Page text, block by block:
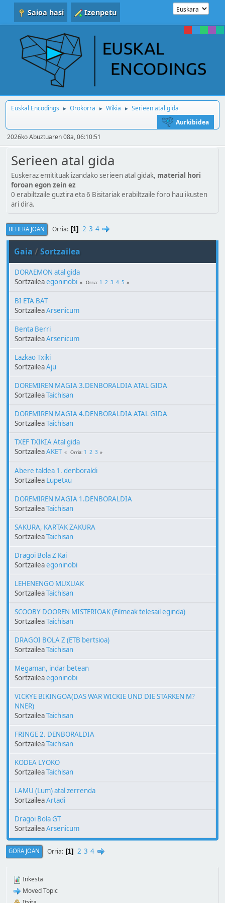
Saioa hasi Izenpetu
Euskal Encodings ► Orokorra ► Wikia ►
Serieen atal gida
Aurkibidea
2026ko Abuztuaren 08a, 06:10:51
Serieen atal gida
Euskeraz emitituak izandako serieen atal gidak, material hori
foroan egon zein ez
0 erabiltzaile guztira eta 6 Bisitariak erabiltzaile foro hau ikusten
ari dira.
BEHERA JOAN Orria 1 2 3 4
Gaia /Sortzailea
DORAEMON atal gida
Sortzaileaegoninobi Orria 1 2 3 4 5
BI ETA BAT
SortzaileaArsenicum
Benta Berri
SortzaileaArsenicum
Lazkao Txiki
SortzaileaAju
DOREMIREN MAGIA 3.DENBORALDIA ATAL GIDA
SortzaileaTaichisan
DOREMIREN MAGIA 4.DENBORALDIA ATAL GIDA
SortzaileaTaichisan
TXEF TXIKIA Atal gida
SortzaileaAKET Orria 1 2 3
Abere taldea 1. denboraldi
Sortzailea Lupetxu
DOREMIREN MAGIA 1.DENBORALDIA
SortzaileaTaichisan
SAKURA, KARTAK ZAKURA
SortzaileaTaichisan
Dragoi Bola Z Kai
Sortzaileaegoninobi
LEHENENGO MUXUAK
SortzaileaTaichisan
SCOOBY DOOREN MISTERIOAK (Filmeak telesail eginda)
SortzaileaTaichisan
DRAGOI BOLA Z (ETB bertsioa)
SortzaileaTaichisan
Megaman, indar betean
Sortzaileaegoninobi
VICKYE BIKINGOA(DAS WAR WICKIE UND DIE STARKEN M?
NNER)
SortzaileaTaichisan
FRINGE 2. DENBORALDIA
SortzaileaTaichisan
KODEA LYOKO
SortzaileaTaichisan
LAMU (Lum) atal zerrenda
SortzaileaArtadi
Dragoi Bola GT
SortzaileaArsenicum
GORA JOAN Orria 1 2 3 4
Inkesta
Moved Topic